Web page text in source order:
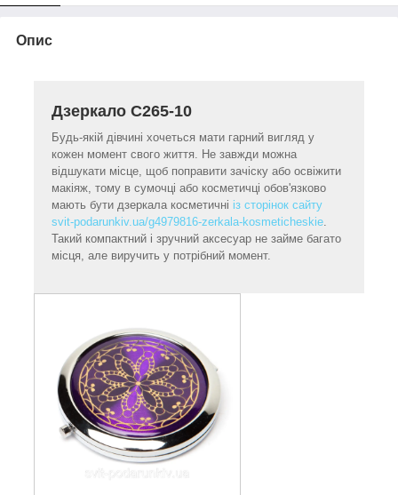
Опис
Дзеркало C265-10
Будь-якій дівчині хочеться мати гарний вигляд у
кожен момент свого життя. Не завжди можна
відшукати місце, щоб поправити зачіску або освіжити
макіяж, тому в сумочці або косметичці обов'язково
мають бути дзеркала косметичні із сторінок сайту
svit-podarunkiv.ua/g4979816-zerkala-kosmeticheskie
Такий компактний і зручний аксесуар не займе багато
місця, але виручить у потрібний момент.